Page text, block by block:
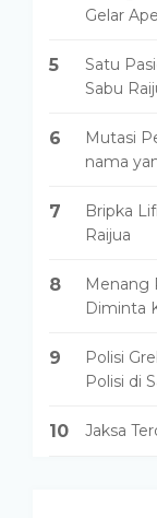
Gelar
5
Satu
Sabu
6
Mutasi
nama
7
Bripka
Raijua
8
Menang
Diminta
9
Polisi
Polisi di
10 Jaksa